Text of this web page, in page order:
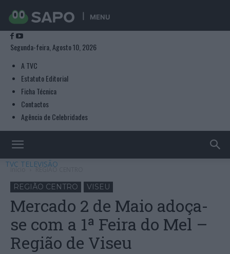
MENU
Segunda-feira, Agosto 10, 2026
A TVC
Estatuto Editorial
Ficha Técnica
Contactos
Agência de Celebridades
TVC TELEVISÃO
Início REGIÃO CENTRO
REGIÃO CENTRO VISEU
Mercado 2 de Maio adoça-
se com a 1ª Feira do Mel –
Região de Viseu